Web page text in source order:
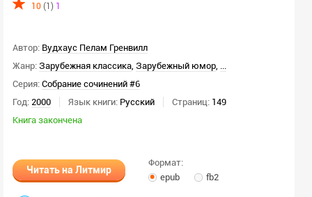
10 (1) 1
Автор: Вудхаус Пелам Гренвилл
Жанр: Зарубежная классика ,Зарубежный юмор
Серия: Собрание сочинений #6
Год: 2000 Язык книги: Русский Страниц: 149
Книга закончена
Читать на Литмир
Формат:
epub
fb2